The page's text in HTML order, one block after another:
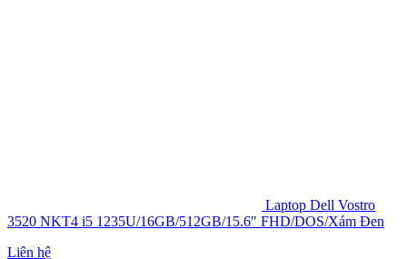
Laptop Dell Vostro
3520 NKT4 i5 1235U/16GB/512GB/15.6″ FHD/DOS/Xám Đen
Liên hệ